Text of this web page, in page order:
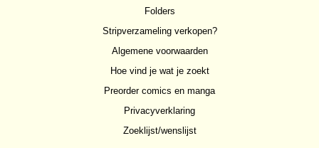
Folders
Stripverzameling verkopen?
Algemene voorwaarden
Hoe vind je wat je zoekt
Preorder comics en manga
Privacyverklaring
Zoeklijst/wenslijst